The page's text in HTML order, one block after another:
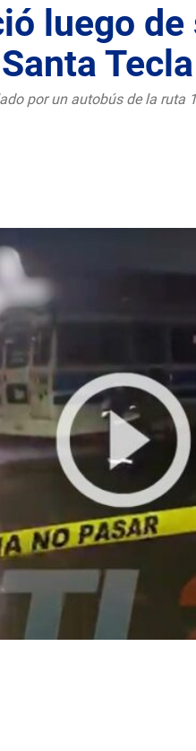
luego
Tecla
por un autobús de la ruta